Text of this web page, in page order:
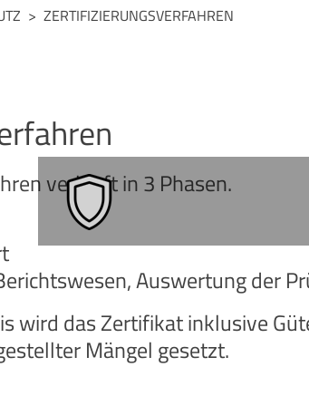
> ZERTIFIZIERUNGSVERFAHREN
verläuft in 3 Phasen.
Auswertung der
wird das Zertifikat inklusive
Mängel gesetzt.